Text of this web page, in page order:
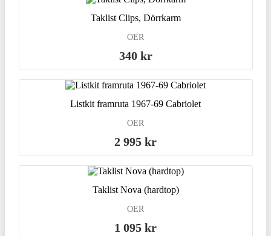
Taklist Clips, Dörrkarm
OER
340 kr
Listkit framruta 1967-69 Cabriolet
OER
2 995 kr
Taklist Nova (hardtop)
OER
1 095 kr